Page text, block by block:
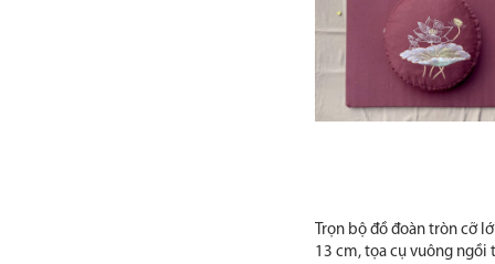
Trọn bộ đồ đoàn tròn cỡ
13 cm, tọa cụ vuông ngồi